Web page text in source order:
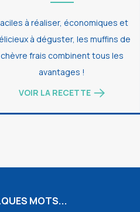
à réaliser, économiques et
à déguster, les muffins de
chèvre frais combinent tous les
avantages !
VOIR LA RECETTE
MOTS...